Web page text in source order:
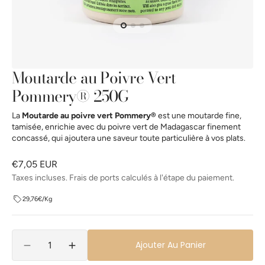
vue
de
Moutarde au Poivre Vert
Pommery® 250G
La Moutarde au poivre vert Pommery®est une moutarde fine,
tamisée, enrichie avec du poivre vert de Madagascar finement
concassé, qui ajoutera une saveur toute particulière à vos plats.
Prix
habituel
€7,05 EUR
Taxes incluses. Frais de ports calculés à l'étape du paiement.
29,76€/Kg
Réduire
Augmenter
Ajouter Au Panier